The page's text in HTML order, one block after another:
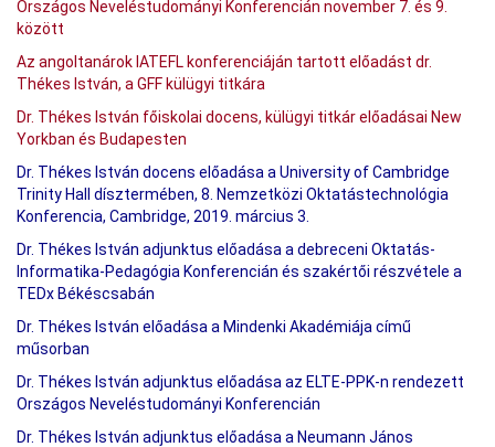
Országos Neveléstudományi Konferencián november 7. és 9.
között
Az angoltanárok IATEFL konferenciáján tartott előadást dr.
Thékes István, a GFF külügyi titkára
Dr. Thékes István főiskolai docens, külügyi titkár előadásai New
Yorkban és Budapesten
Dr. Thékes István docens előadása a University of Cambridge
Trinity Hall dísztermében, 8. Nemzetközi Oktatástechnológia
Konferencia, Cambridge, 2019. március 3.
Dr. Thékes István adjunktus előadása a debreceni Oktatás-
Informatika-Pedagógia Konferencián és szakértői részvétele a
TEDx Békéscsabán
Dr. Thékes István előadása a Mindenki Akadémiája című
műsorban
Dr. Thékes István adjunktus előadása az ELTE-PPK-n rendezett
Országos Neveléstudományi Konferencián
Dr. Thékes István adjunktus előadása a Neumann János